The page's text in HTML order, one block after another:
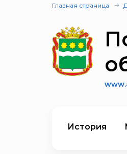
Главная страница
История